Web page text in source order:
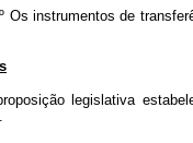
Os instrumentos de
legislativa